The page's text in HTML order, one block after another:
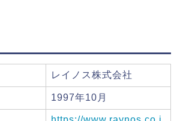
レイノス株式会社
1997年10月